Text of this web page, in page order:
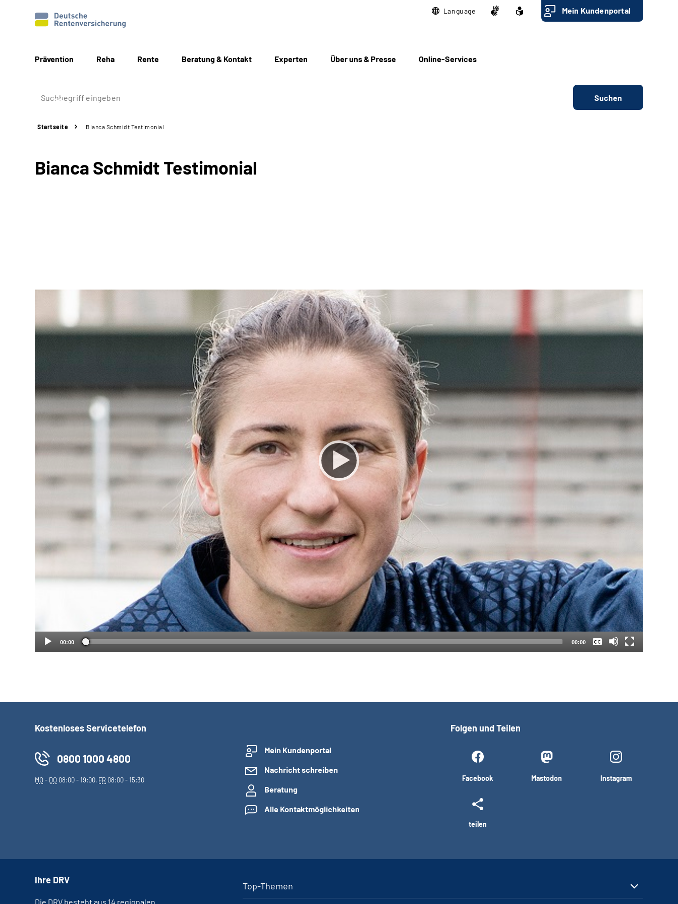
Language Mein Kundenportal
Prävention Reha Rente Beratung & Kontakt Experten Über uns & Presse Online-Services
Suchen
Startseite Bianca Schmidt Testimonial
Bianca Schmidt Testimonial
00:00 00:00
Keine
Deutsch
Kostenloses Servicetelefon
0800 1000 4800
MO- DO 08:00 - 19:00, FR 08:00 - 15:30
Mein Kundenportal
Nachricht schreiben
Beratung
Alle Kontaktmöglichkeiten
Folgen und Teilen
Facebook Mastodon Instagram
teilen
Top-Themen
Ihre DRV
Die DRV besteht aus 14 regionalen